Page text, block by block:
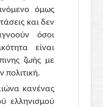
όμως
και δεν
όσοι
είναι
ζωής με
πολιτική.
κανένας
ελληνισμού